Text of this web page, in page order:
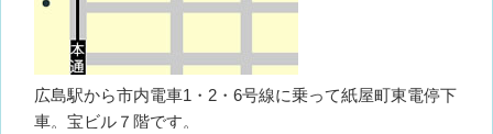
広島駅から市内電車1・2・6号線に乗って紙屋町東電停下
車。宝ビル７階です。